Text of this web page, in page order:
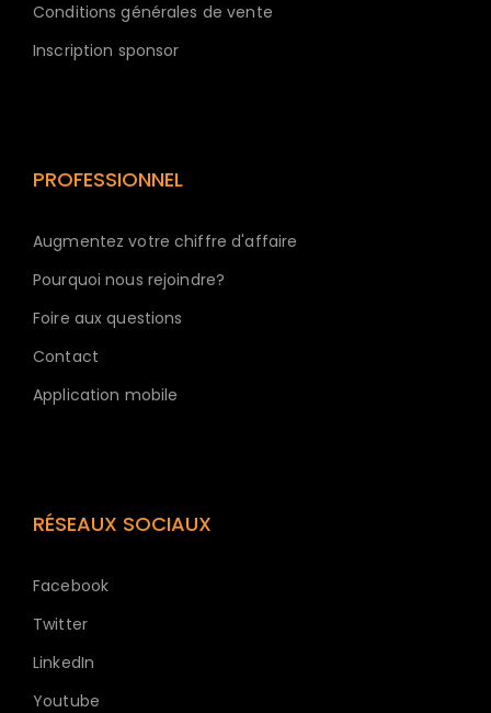
Conditions générales de vente
Inscription sponsor
PROFESSIONNEL
Augmentez votre chiffre d'affaire
Pourquoi nous rejoindre?
Foire aux questions
Contact
Application mobile
RÉSEAUX SOCIAUX
Facebook
Twitter
LinkedIn
Youtube